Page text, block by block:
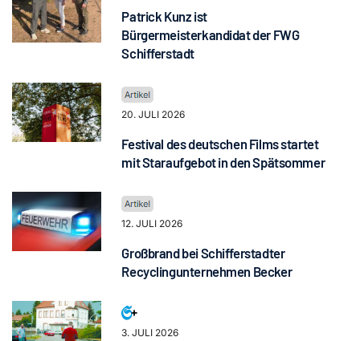
Patrick Kunz ist
Bürgermeisterkandidat der FWG
Schifferstadt
20. JULI 2026
Festival des deutschen Films startet
mit Staraufgebot in den Spätsommer
12. JULI 2026
Großbrand bei Schifferstadter
Recyclingunternehmen Becker
3. JULI 2026